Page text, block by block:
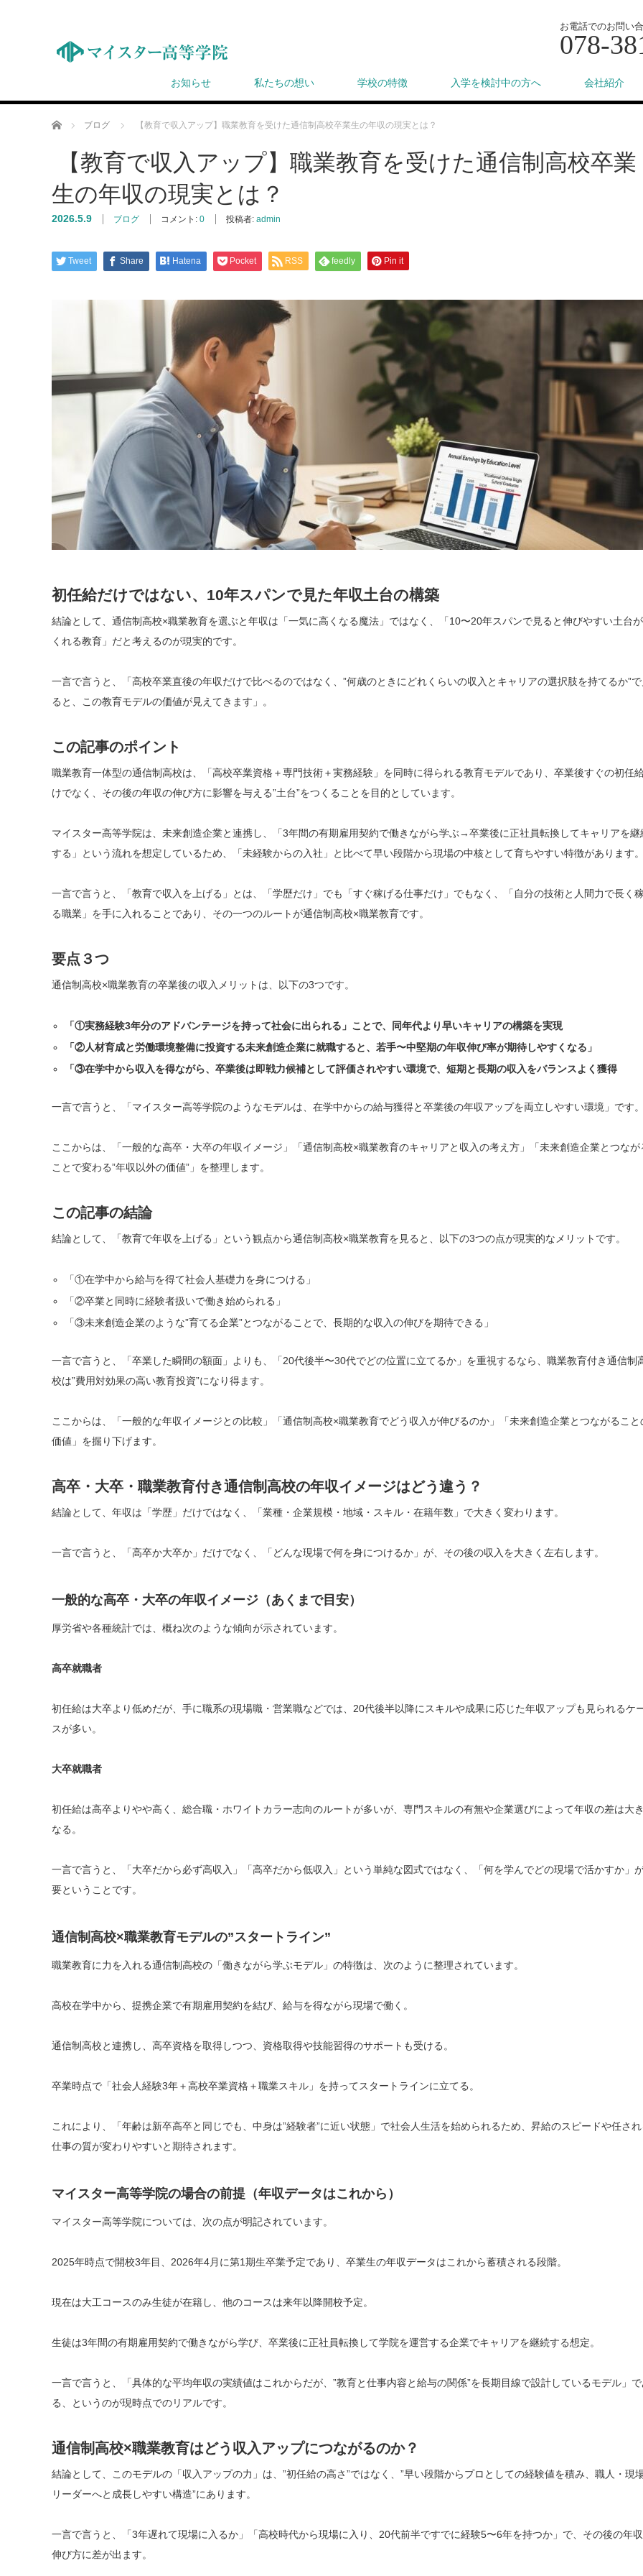
お電話でのお問い
078-
お知らせ 私たちの想い 学校の特徴 入学を検討中の方へ 会社紹介
ホーム ブログ 【教育で収入アップ】職業教育を受けた通信制高校卒業生の年収の現実とは？
【教育で収入アップ】職業教育を受けた通信制高校卒業
生の年収の現実とは？
2026.5.9 ブログ コメント: 0 投稿者: admin
Tweet Share Hatena Pocket RSS feedly Pin it
初任給だけではない、10年スパンで見た年収土台の構築
結論として、通信制高校×職業教育を選ぶと年収は「一気に高くなる魔法」ではなく、「10〜20年スパンで見ると伸びやすい土台
くれる教育」だと考えるのが現実的です。
一言で言うと、「高校卒業直後の年収だけで比べるのではなく、”何歳のときにどれくらいの収入とキャリアの選択肢を持てるか”
ると、この教育モデルの価値が見えてきます」。
この記事のポイント
職業教育一体型の通信制高校は、「高校卒業資格＋専門技術＋実務経験」を同時に得られる教育モデルであり、卒業後すぐの初任
けでなく、その後の年収の伸び方に影響を与える”土台”をつくることを目的としています。
マイスター高等学院は、未来創造企業と連携し、「3年間の有期雇用契約で働きながら学ぶ→卒業後に正社員転換してキャリアを継
する」という流れを想定しているため、「未経験からの入社」と比べて早い段階から現場の中核として育ちやすい特徴があります
一言で言うと、「教育で収入を上げる」とは、「学歴だけ」でも「すぐ稼げる仕事だけ」でもなく、「自分の技術と人間力で長く
る職業」を手に入れることであり、その一つのルートが通信制高校×職業教育です。
要点３つ
通信制高校×職業教育の卒業後の収入メリットは、以下の3つです。
「①実務経験3年分のアドバンテージを持って社会に出られる」ことで、同年代より早いキャリアの構築を実現
「②人材育成と労働環境整備に投資する未来創造企業に就職すると、若手〜中堅期の年収伸び率が期待しやすくなる」
「③在学中から収入を得ながら、卒業後は即戦力候補として評価されやすい環境で、短期と長期の収入をバランスよく獲得
一言で言うと、「マイスター高等学院のようなモデルは、在学中からの給与獲得と卒業後の年収アップを両立しやすい環境」です
ここからは、「一般的な高卒・大卒の年収イメージ」「通信制高校×職業教育のキャリアと収入の考え方」「未来創造企業とつなが
ことで変わる”年収以外の価値”」を整理します。
この記事の結論
結論として、「教育で年収を上げる」という観点から通信制高校×職業教育を見ると、以下の3つの点が現実的なメリットです。
「①在学中から給与を得て社会人基礎力を身につける」
「②卒業と同時に経験者扱いで働き始められる」
「③未来創造企業のような”育てる企業”とつながることで、長期的な収入の伸びを期待できる」
一言で言うと、「卒業した瞬間の額面」よりも、「20代後半〜30代でどの位置に立てるか」を重視するなら、職業教育付き通信制
校は”費用対効果の高い教育投資”になり得ます。
ここからは、「一般的な年収イメージとの比較」「通信制高校×職業教育でどう収入が伸びるのか」「未来創造企業とつながること
価値」を掘り下げます。
高卒・大卒・職業教育付き通信制高校の年収イメージはどう違う？
結論として、年収は「学歴」だけではなく、「業種・企業規模・地域・スキル・在籍年数」で大きく変わります。
一言で言うと、「高卒か大卒か」だけでなく、「どんな現場で何を身につけるか」が、その後の収入を大きく左右します。
一般的な高卒・大卒の年収イメージ（あくまで目安）
厚労省や各種統計では、概ね次のような傾向が示されています。
高卒就職者
初任給は大卒より低めだが、手に職系の現場職・営業職などでは、20代後半以降にスキルや成果に応じた年収アップも見られるケ
スが多い。
大卒就職者
初任給は高卒よりやや高く、総合職・ホワイトカラー志向のルートが多いが、専門スキルの有無や企業選びによって年収の差は大
なる。
一言で言うと、「大卒だから必ず高収入」「高卒だから低収入」という単純な図式ではなく、「何を学んでどの現場で活かすか」
要ということです。
通信制高校×職業教育モデルの”スタートライン”
職業教育に力を入れる通信制高校の「働きながら学ぶモデル」の特徴は、次のように整理されています。
高校在学中から、提携企業で有期雇用契約を結び、給与を得ながら現場で働く。
通信制高校と連携し、高卒資格を取得しつつ、資格取得や技能習得のサポートも受ける。
卒業時点で「社会人経験3年＋高校卒業資格＋職業スキル」を持ってスタートラインに立てる。
これにより、「年齢は新卒高卒と同じでも、中身は”経験者”に近い状態」で社会人生活を始められるため、昇給のスピードや任さ
仕事の質が変わりやすいと期待されます。
マイスター高等学院の場合の前提（年収データはこれから）
マイスター高等学院については、次の点が明記されています。
2025年時点で開校3年目、2026年4月に第1期生卒業予定であり、卒業生の年収データはこれから蓄積される段階。
現在は大工コースのみ生徒が在籍し、他のコースは来年以降開校予定。
生徒は3年間の有期雇用契約で働きながら学び、卒業後に正社員転換して学院を運営する企業でキャリアを継続する想定。
一言で言うと、「具体的な平均年収の実績値はこれからだが、”教育と仕事内容と給与の関係”を長期目線で設計しているモデル」
る、というのが現時点でのリアルです。
通信制高校×職業教育はどう収入アップにつながるのか？
結論として、このモデルの「収入アップの力」は、”初任給の高さ”ではなく、”早い段階からプロとしての経験値を積み、職人・現
リーダーへと成長しやすい構造”にあります。
一言で言うと、「3年遅れて現場に入るか」「高校時代から現場に入り、20代前半ですでに経験5〜6年を持つか」で、その後の年
伸び方に差が出ます。